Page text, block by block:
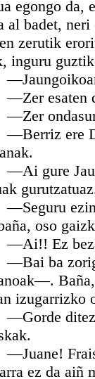
egongo da,
al badet, neri
zerutik
inguru
esaten
ere D.
gure
ezin
oso
Ez beza
ba
Baña,
izugarrizko
ez da aiñ